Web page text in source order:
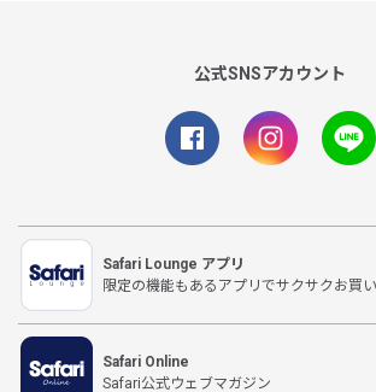
公式SNSアカウント
Safari Lounge アプリ
限定の機能もあるアプリでサクサクお買
Safari Online
Safari公式ウェブマガジン